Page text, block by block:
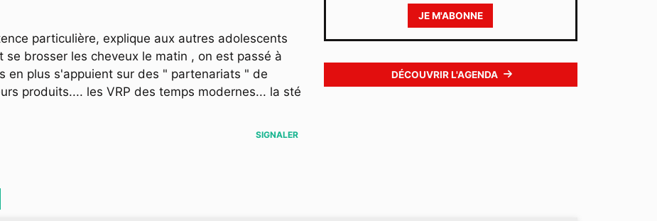
particulière, explique aux autres adolescents
brosser les cheveux le matin , on est passé à
en plus s'appuient sur des " partenariats " de
produits.... les VRP des temps modernes... la sté
SIGNALER
JE M'ABONNE
DÉCOUVRIR L'AGENDA